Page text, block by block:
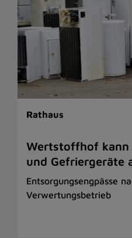
Rathaus
Wertstoffhof kann
und Gefriergeräte
Entsorgungsengpässe
Verwertungsbetrieb